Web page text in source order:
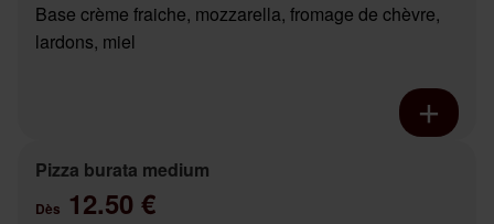
Base crème fraiche, mozzarella, fromage de chèvre,
lardons, miel
Pizza burata medium
Dès 12.50 €